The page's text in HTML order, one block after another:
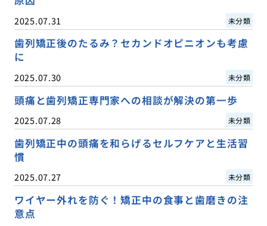
2025.07.31 未分類
歯列矯正後のたるみ？セカンドオピニオンも考慮
に
2025.07.30 未分類
頭痛と歯列矯正専門家への相談が解決の第一歩
2025.07.28 未分類
歯列矯正中の頭痛を和らげるセルフケアと生活習
慣
2025.07.27 未分類
ワイヤー外れを防ぐ！矯正中の食事と歯磨きの注
意点